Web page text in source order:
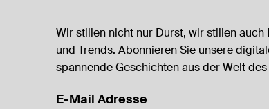
Wir stillen nicht nur Durst, wir stillen
und Trends. Abonnieren Sie unsere
spannende Geschichten aus der Welt
E-Mail Adresse